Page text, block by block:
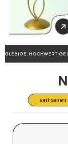
HOCHWERTIGE
Best Sellers